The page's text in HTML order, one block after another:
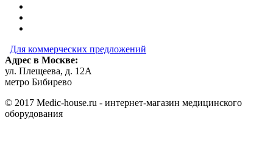
Для коммерческих предложений
Адрес в Москве:
ул. Плещеева, д. 12А
метро Бибирево
© 2017 Medic-house.ru - интернет-магазин медицинского
оборудования